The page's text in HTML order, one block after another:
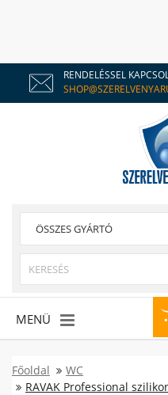
RENDELÉSSEL
MENÜ
Főoldal
WC
RAVAK Professional